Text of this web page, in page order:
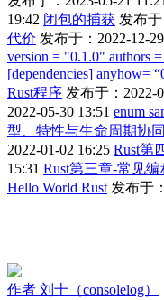
19:42 闭包的捕获 发布于
代价 发布于：2022-12-
version = "0.1.0" authors
[dependencies] anyhow=
Rust程序 发布于：2022-
2022-05-30 13:51 enum
型、特性与生命周期协
2022-01-02 16:25 Rust第
15:31 Rust第三章-常见编
Hello World Rust 发布于
作者 刘十（consolelog）